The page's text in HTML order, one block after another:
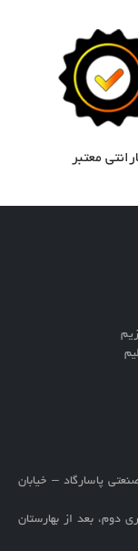
معتبر
پاسارگاد – خیابان
صنعتی، بلوار کاج، ۲۴متری دوم، بعد از بهارستان